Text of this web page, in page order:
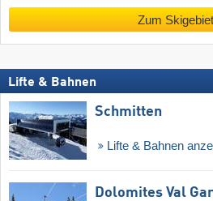
Zum Skigebiet
Lifte & Bahnen
Schmitten
Lifte & Bahnen
Dolomites Val